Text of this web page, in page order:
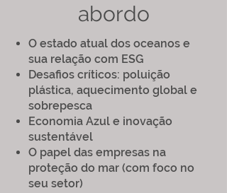
abordo
O estado atual dos oceanos e
sua relação com ESG
Desafios críticos: poluição
plástica, aquecimento global e
sobrepesca
Economia Azul e inovação
sustentável
O papel das empresas na
proteção do mar (com foco no
seu setor)